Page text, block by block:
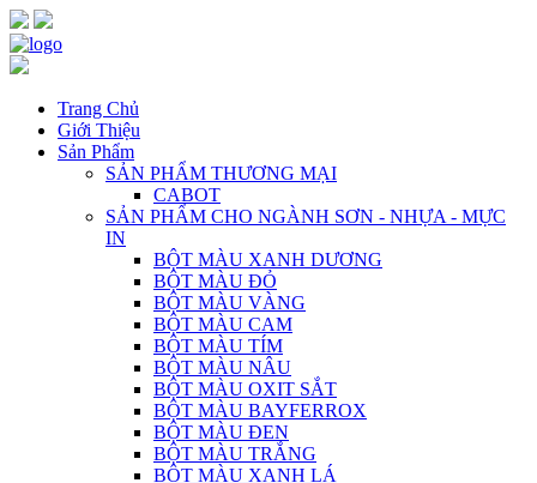
Trang Chủ
Giới Thiệu
Sản Phẩm
SẢN PHẨM THƯƠNG MẠI
CABOT
SẢN PHẨM CHO NGÀNH SƠN - NHỰA - MỰC
IN
BỘT MÀU XANH DƯƠNG
BỘT MÀU ĐỎ
BỘT MÀU VÀNG
BỘT MÀU CAM
BỘT MÀU TÍM
BỘT MÀU NÂU
BỘT MÀU OXIT SẮT
BỘT MÀU BAYFERROX
BỘT MÀU ĐEN
BỘT MÀU TRẮNG
BỘT MÀU XANH LÁ